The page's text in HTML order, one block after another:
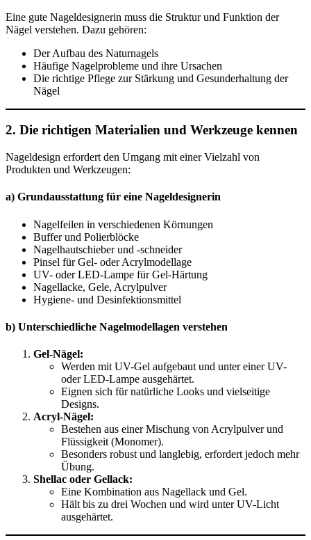
Eine gute Nageldesignerin muss die Struktur und Funktion der
Nägel verstehen. Dazu gehören:
Der Aufbau des Naturnagels
Häufige Nagelprobleme und ihre Ursachen
Die richtige Pflege zur Stärkung und Gesunderhaltung der
Nägel
2. Die richtigen Materialien und Werkzeuge kennen
Nageldesign erfordert den Umgang mit einer Vielzahl von
Produkten und Werkzeugen:
a) Grundausstattung für eine Nageldesignerin
Nagelfeilen in verschiedenen Körnungen
Buffer und Polierblöcke
Nagelhautschieber und -schneider
Pinsel für Gel- oder Acrylmodellage
UV- oder LED-Lampe für Gel-Härtung
Nagellacke, Gele, Acrylpulver
Hygiene- und Desinfektionsmittel
b) Unterschiedliche Nagelmodellagen verstehen
Gel-Nägel:
Werden mit UV-Gel aufgebaut und unter einer UV-
oder LED-Lampe ausgehärtet.
Eignen sich für natürliche Looks und vielseitige
Designs.
Acryl-Nägel:
Bestehen aus einer Mischung von Acrylpulver und
Flüssigkeit (Monomer).
Besonders robust und langlebig, erfordert jedoch mehr
Übung.
Shellac oder Gellack:
Eine Kombination aus Nagellack und Gel.
Hält bis zu drei Wochen und wird unter UV-Licht
ausgehärtet.